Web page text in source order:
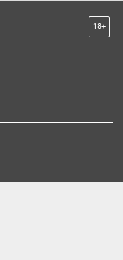
18+